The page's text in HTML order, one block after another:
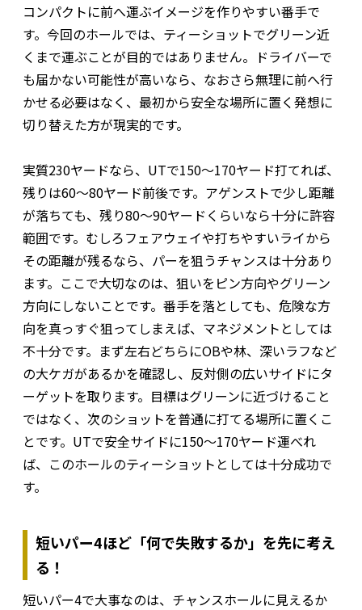
コンパクトに前へ運ぶイメージを作りやすい番手で
す。今回のホールでは、ティーショットでグリーン近
くまで運ぶことが目的ではありません。ドライバーで
も届かない可能性が高いなら、なおさら無理に前へ行
かせる必要はなく、最初から安全な場所に置く発想に
切り替えた方が現実的です。
実質230ヤードなら、UTで150〜170ヤード打てれば、
残りは60〜80ヤード前後です。アゲンストで少し距離
が落ちても、残り80〜90ヤードくらいなら十分に許容
範囲です。むしろフェアウェイや打ちやすいライから
その距離が残るなら、パーを狙うチャンスは十分あり
ます。ここで大切なのは、狙いをピン方向やグリーン
方向にしないことです。番手を落としても、危険な方
向を真っすぐ狙ってしまえば、マネジメントとしては
不十分です。まず左右どちらにOBや林、深いラフなど
の大ケガがあるかを確認し、反対側の広いサイドにタ
ーゲットを取ります。目標はグリーンに近づけること
ではなく、次のショットを普通に打てる場所に置くこ
とです。UTで安全サイドに150〜170ヤード運べれ
ば、このホールのティーショットとしては十分成功で
す。
短いパー4ほど「何で失敗するか」を先に考え
る！
短いパー4で大事なのは、チャンスホールに見えるか